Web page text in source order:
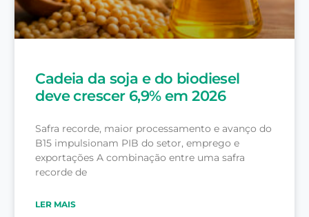
Cadeia da soja e do biodiesel
deve crescer 6,9% em 2026
Safra recorde, maior processamento e avanço do
B15 impulsionam PIB do setor, emprego e
exportações A combinação entre uma safra
recorde de
LER MAIS